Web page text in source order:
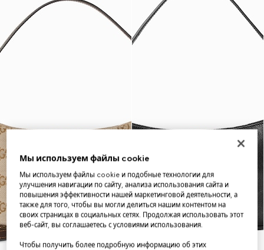
Мы используем файлы cookie
Мы используем файлы cookie и подобные технологии для
улучшения навигации по сайту, анализа использования сайта и
повышения эффективности нашей маркетинговой деятельности, а
также для того, чтобы вы могли делиться нашим контентом на
своих страницах в социальных сетях. Продолжая использовать этот
веб-сайт, вы соглашаетесь с условиями использования.
Чтобы получить более подробную информацию об этих